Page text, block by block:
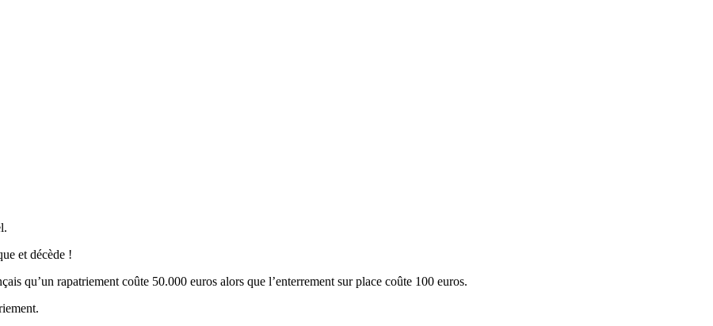
et décède !
qu’un rapatriement coûte 50.000 euros alors que l’enterrement sur place coûte 100 euros.